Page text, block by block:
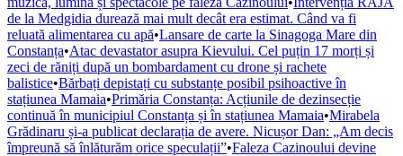
de la Medgidia durează mai mult decât era estimat. Când va fi
reluată alimentarea cu apă•Lansare de carte la Sinagoga Mare din
Constanța•Atac devastator asupra Kievului. Cel puțin 17 morți și
zeci de răniți după un bombardament cu drone și rachete
balistice•Bărbați depistați cu substanțe posibil psihoactive în
stațiunea Mamaia•Primăria Constanța: Acțiunile de dezinsecție
continuă în municipiul Constanța și în stațiunea Mamaia•Mirabela
Grădinaru și-a publicat declarația de avere. Nicușor Dan: „Am decis
împreună să înlăturăm orice speculații”•Faleza Cazinoului devine